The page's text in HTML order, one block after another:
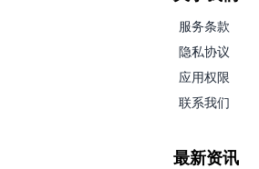
服务条款
隐私协议
应用权限
联系我们
最新资讯